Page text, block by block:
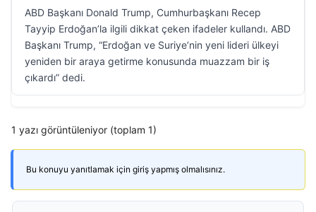
ABD Başkanı Donald Trump, Cumhurbaşkanı Recep
Tayyip Erdoğan’la ilgili dikkat çeken ifadeler kullandı. ABD
Başkanı Trump, “Erdoğan ve Suriye’nin yeni lideri ülkeyi
yeniden bir araya getirme konusunda muazzam bir iş
çıkardı” dedi.
1 yazı görüntüleniyor (toplam 1)
Bu konuyu yanıtlamak için giriş yapmış olmalısınız.